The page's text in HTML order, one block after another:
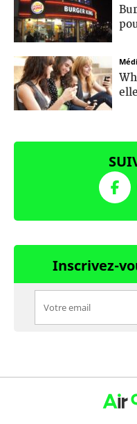
Inscrivez-